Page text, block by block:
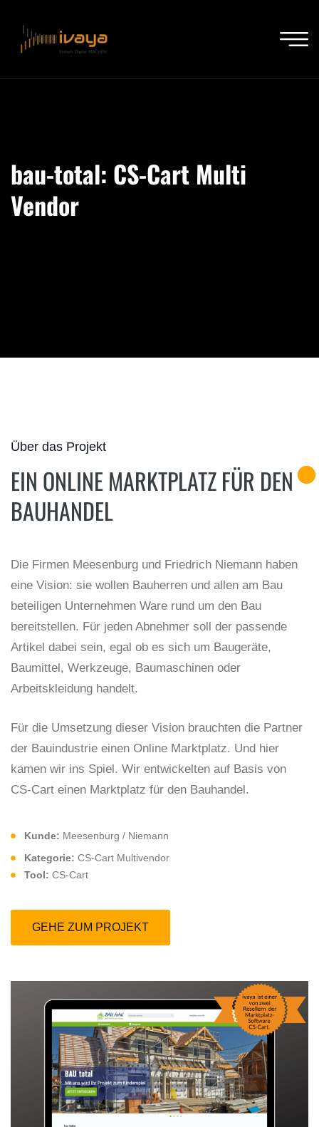
bau-total: CS-Cart Multi
Vendor
Über das Projekt
EIN ONLINE MARKTPLATZ FÜR DEN
BAUHANDEL
Die Firmen Meesenburg und Friedrich Niemann haben
eine Vision: sie wollen Bauherren und allen am Bau
beteiligen Unternehmen Ware rund um den Bau
bereitstellen. Für jeden Abnehmer soll der passende
Artikel dabei sein, egal ob es sich um Baugeräte,
Baumittel, Werkzeuge, Baumaschinen oder
Arbeitskleidung handelt.
Für die Umsetzung dieser Vision brauchten die Partner
der Bauindustrie einen Online Marktplatz. Und hier
kamen wir ins Spiel. Wir entwickelten auf Basis von
CS-Cart einen Marktplatz für den Bauhandel.
Kunde: Meesenburg / Niemann
Kategorie: CS-Cart Multivendor
Tool: CS-Cart
GEHE ZUM PROJEKT